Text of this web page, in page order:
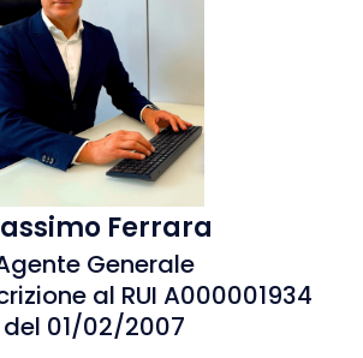
Ferrara
Generale
al RUI A000001934
del 01/02/2007